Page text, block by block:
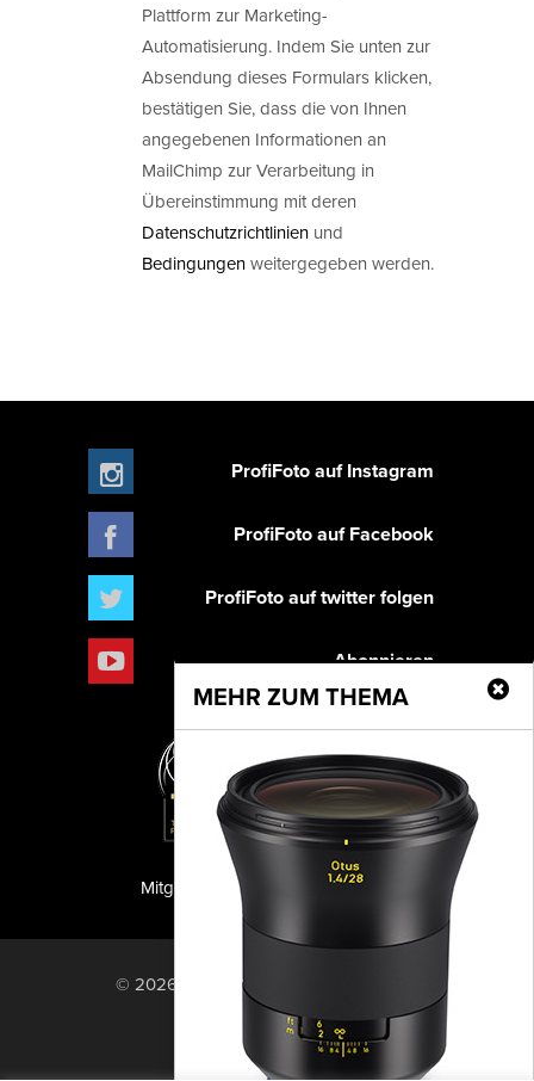
Plattform zur Marketing-
Automatisierung. Indem Sie unten zur
Absendung dieses Formulars klicken,
bestätigen Sie, dass die von Ihnen
angegebenen Informationen an
MailChimp zur Verarbeitung in
Übereinstimmung mit deren
Datenschutzrichtlinien und
Bedingungenweitergegeben werden.
MEHR ZUM THEMA
ProfiFoto auf Instagram
ProfiFoto auf Facebook
ProfiFoto auf twitter folgen
Abonnieren
PF Publishing GmbH
Mitglied der TIPA
© 2026 PF Publishing GmbH. All rights
reserved.
Nach oben